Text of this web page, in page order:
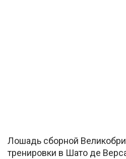
Лошадь сборной
тренировки в Шато де